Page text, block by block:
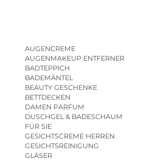
AUGENCREME
AUGENMAKEUP ENTFERNER
BADTEPPICH
BADEMÄNTEL
BEAUTY GESCHENKE
BETTDECKEN
DAMEN PARFUM
DUSCHGEL & BADESCHAUM
FÜR SIE
GESICHTSCREME HERREN
GESICHTSREINIGUNG
GLÄSER